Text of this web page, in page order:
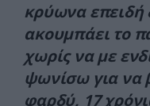
κρύωνα επειδή
ακουμπάει το
χωρίς να με
ψωνίσω για να
φαρδύ, 17